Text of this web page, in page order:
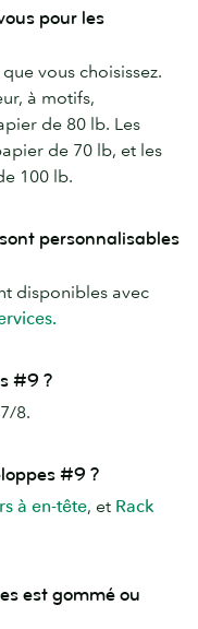
pour les
vous choisissez.
à motifs,
de 80 lb. Les
de 70 lb, et les
100 lb.
personnalisables
disponibles avec
#9 ?
8.
#9 ?
à en-tête, et Rack
est gommé ou